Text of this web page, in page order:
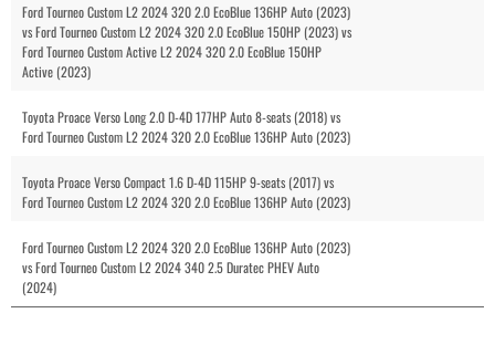
Ford Tourneo Custom L2 2024 320 2.0 EcoBlue 136HP Auto (2023)
vs Ford Tourneo Custom L2 2024 320 2.0 EcoBlue 150HP (2023) vs
Ford Tourneo Custom Active L2 2024 320 2.0 EcoBlue 150HP
Active (2023)
Toyota Proace Verso Long 2.0 D-4D 177HP Auto 8-seats (2018) vs
Ford Tourneo Custom L2 2024 320 2.0 EcoBlue 136HP Auto (2023)
Toyota Proace Verso Compact 1.6 D-4D 115HP 9-seats (2017) vs
Ford Tourneo Custom L2 2024 320 2.0 EcoBlue 136HP Auto (2023)
Ford Tourneo Custom L2 2024 320 2.0 EcoBlue 136HP Auto (2023)
vs Ford Tourneo Custom L2 2024 340 2.5 Duratec PHEV Auto
(2024)